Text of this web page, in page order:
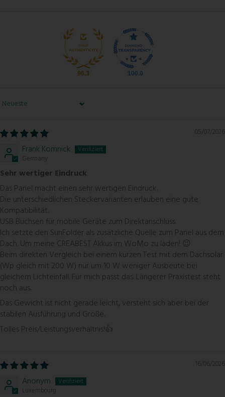
96.3 100.0
Sort by
05/07/2026
Frank Komnick
Germany
Sehr wertiger Eindruck
Das Panel macht einen sehr wertigen Eindruck.
Die unterschiedlichen Steckervarianten erlauben eine gute
Kompatibilität.
USB Buchsen für mobile Geräte zum Direktanschluss.
Ich setzte den SunFolder als zusätzliche Quelle zum Panel aus dem
Dach. Um meine CREABEST Akkus im WoMo zu laden! 😉
Beim direkten Vergleich bei einem kurzen Test mit dem Dachsolar
(Wp gleich mit 200 W) nur um 10 W weniger Ausbeute bei
gleichem Lichteinfall. Für mich passt das. Längerer Praxistest steht
noch aus.
Das Gewicht ist nicht gerade leicht, versteht sich aber bei der
stabilen Ausführung und Größe.
Tolles Preis/Leistungsverhältnis!👍
16/06/2026
Anonym
Luxembourg